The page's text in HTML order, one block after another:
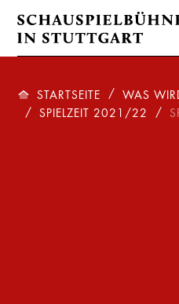
STARTSEITE
WAS
SPIELZEIT 2021/22